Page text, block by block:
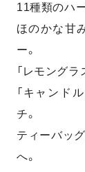
11種類のハ
ほのかな甘
ー。
「レモングラ
「キャンド
チ。
ティーバッ
へ。